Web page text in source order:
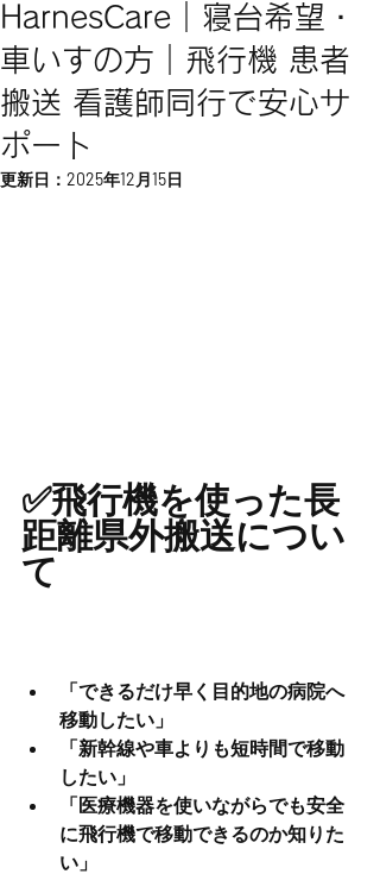
HarnesCare｜寝台希望・
車いすの方｜飛行機 患者
搬送 看護師同行で安心サ
ポート
更新日： 2025年12月15日
✅飛行機を使った長
距離県外搬送につい
て
「できるだけ早く目的地の病院へ
移動したい」
「新幹線や車よりも短時間で移動
したい」
「医療機器を使いながらでも安全
に飛行機で移動できるのか知りた
い」